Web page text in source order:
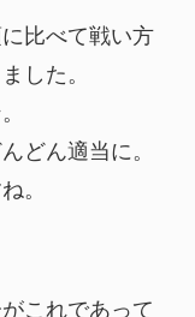
比べて戦い方
した。
どん適当に。
。
これであって